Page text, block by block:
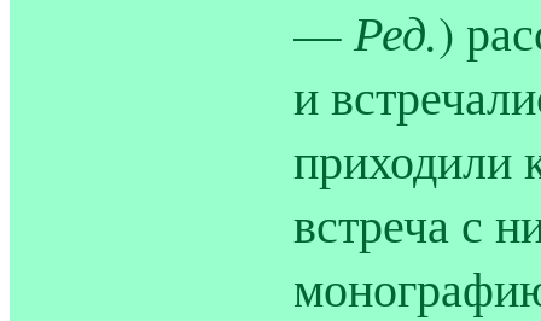
—Ред.)
и
приходили
встреча с